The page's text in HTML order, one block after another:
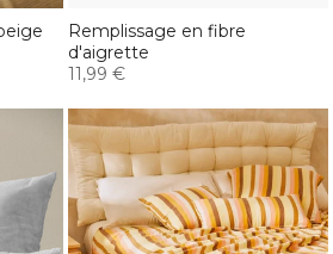
Remplissage en fibre
d'aigrette
11,99 €